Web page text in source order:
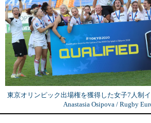
東京オリンピック出場権を獲得した女子7人制
Anastasia Osipova / Rugby